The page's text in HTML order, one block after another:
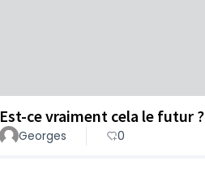
Est-ce vraiment cela le futur ?
Georges 0